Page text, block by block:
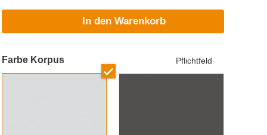
In den Warenkorb
Farbe Korpus Pflichtfeld